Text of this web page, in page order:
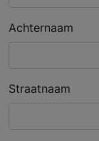
Achternaam
Straatnaam